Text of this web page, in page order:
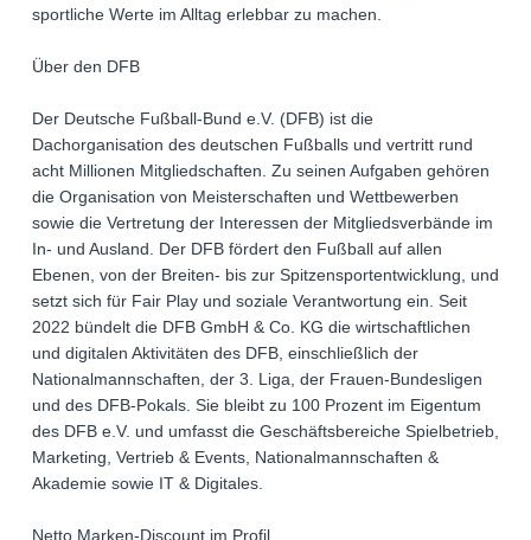
sportliche Werte im Alltag erlebbar zu machen.
Über den DFB
Der Deutsche Fußball-Bund e.V. (DFB) ist die
Dachorganisation des deutschen Fußballs und vertritt rund
acht Millionen Mitgliedschaften. Zu seinen Aufgaben gehören
die Organisation von Meisterschaften und Wettbewerben
sowie die Vertretung der Interessen der Mitgliedsverbände im
In- und Ausland. Der DFB fördert den Fußball auf allen
Ebenen, von der Breiten- bis zur Spitzensportentwicklung, und
setzt sich für Fair Play und soziale Verantwortung ein. Seit
2022 bündelt die DFB GmbH & Co. KG die wirtschaftlichen
und digitalen Aktivitäten des DFB, einschließlich der
Nationalmannschaften, der 3. Liga, der Frauen-Bundesligen
und des DFB-Pokals. Sie bleibt zu 100 Prozent im Eigentum
des DFB e.V. und umfasst die Geschäftsbereiche Spielbetrieb,
Marketing, Vertrieb & Events, Nationalmannschaften &
Akademie sowie IT & Digitales.
Netto Marken-Discount im Profil